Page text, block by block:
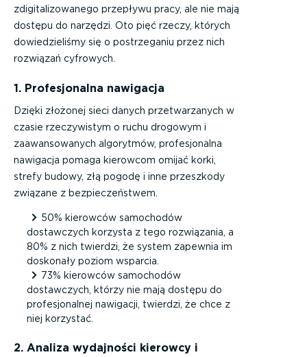
zdigitalizowanego przepływu pracy, ale nie mają
dostępu do narzędzi. Oto pięć rzeczy, których
dowiedzieliśmy się o postrzeganiu przez nich
rozwiązań cyfrowych.
1. Profesjonalna nawigacja
Dzięki złożonej sieci danych przetwarzanych w
czasie rzeczywistym o ruchu drogowym i
zaawansowanych algorytmów, profesjonalna
nawigacja pomaga kierowcom omijać korki,
strefy budowy, złą pogodę i inne przeszkody
związane z bezpieczeństwem.
50% kierowców samochodów
dostawczych korzysta z tego rozwiązania, a
80% z nich twierdzi, że system zapewnia im
doskonały poziom wsparcia.
73% kierowców samochodów
dostawczych, którzy nie mają dostępu do
profesjonalnej nawigacji, twierdzi, że chce z
niej korzystać.
2. Analiza wydajności kierowcy i